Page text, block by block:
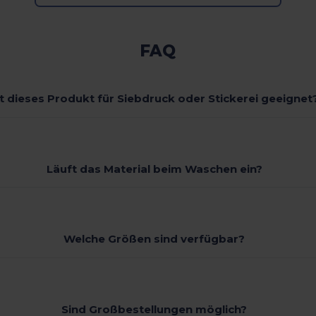
FAQ
dieses Produkt für Siebdruck oder Stickerei
Läuft das Material beim Waschen ein?
Welche Größen sind verfügbar?
Sind Großbestellungen möglich?